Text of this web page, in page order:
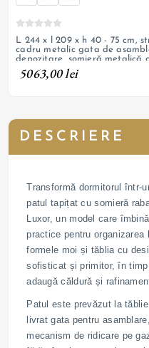
L 244 x l 209 x h 40 - 75 cm,
cadru metalic gata de
depozitare, somieră metalică
ridicare cu piston cu gaz,
cu înălțime de 11 cm; necesită
5063,00 lei
DESCRIERE
Transformă dormitorul într-
patul tapițat cu somieră
Luxor, un model care
practice pentru organizarea
formele moi și tăblia cu
sofisticat și primitor, în
adaugă căldură și
Patul este prevăzut la
livrat gata pentru
mecanism de ridicare pe